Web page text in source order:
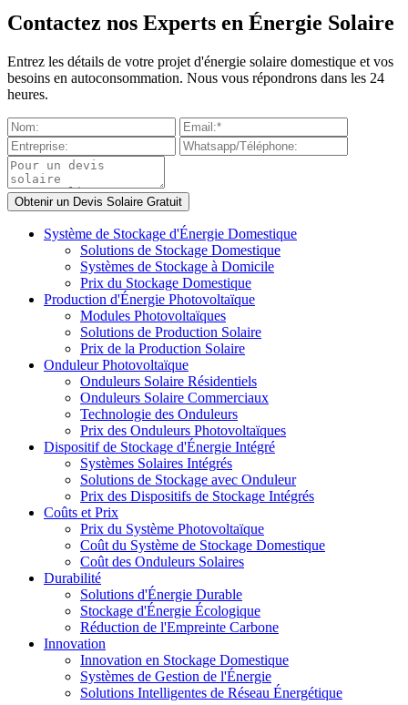
Contactez nos Experts en Énergie Solaire
Entrez les détails de votre projet d'énergie solaire domestique et vos
besoins en autoconsommation. Nous vous répondrons dans les 24
heures.
Système de Stockage d'Énergie Domestique
Solutions de Stockage Domestique
Systèmes de Stockage à Domicile
Prix du Stockage Domestique
Production d'Énergie Photovoltaïque
Modules Photovoltaïques
Solutions de Production Solaire
Prix de la Production Solaire
Onduleur Photovoltaïque
Onduleurs Solaire Résidentiels
Onduleurs Solaire Commerciaux
Technologie des Onduleurs
Prix des Onduleurs Photovoltaïques
Dispositif de Stockage d'Énergie Intégré
Systèmes Solaires Intégrés
Solutions de Stockage avec Onduleur
Prix des Dispositifs de Stockage Intégrés
Coûts et Prix
Prix du Système Photovoltaïque
Coût du Système de Stockage Domestique
Coût des Onduleurs Solaires
Durabilité
Solutions d'Énergie Durable
Stockage d'Énergie Écologique
Réduction de l'Empreinte Carbone
Innovation
Innovation en Stockage Domestique
Systèmes de Gestion de l'Énergie
Solutions Intelligentes de Réseau Énergétique